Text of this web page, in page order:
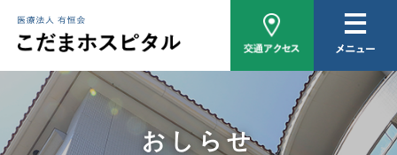
医師紹介
外来について
おしらせ